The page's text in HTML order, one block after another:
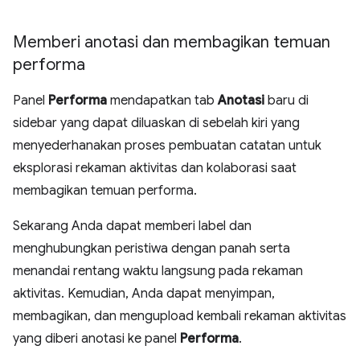
Memberi anotasi dan membagikan temuan
performa
Panel Performa mendapatkan tabAnotasi baru di
sidebar yang dapat diluaskan di sebelah kiri yang
menyederhanakan proses pembuatan catatan untuk
eksplorasi rekaman aktivitas dan kolaborasi saat
membagikan temuan performa.
Sekarang Anda dapat memberi label dan
menghubungkan peristiwa dengan panah serta
menandai rentang waktu langsung pada rekaman
aktivitas. Kemudian, Anda dapat menyimpan,
membagikan, dan mengupload kembali rekaman aktivitas
yang diberi anotasi ke panel Performa.